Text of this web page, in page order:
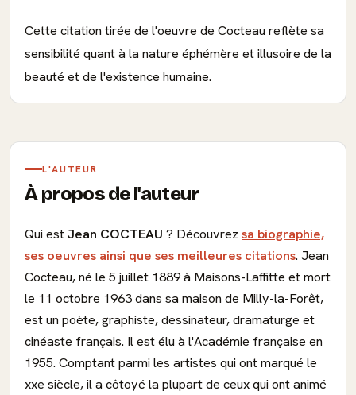
Cette citation tirée de l'oeuvre de Cocteau reflète sa
sensibilité quant à la nature éphémère et illusoire de la
beauté et de l'existence humaine.
L'AUTEUR
À propos de l'auteur
Qui estJean COCTEAU ? Découvrez sa biographie,
ses oeuvres ainsi que ses meilleures citations. Jean
Cocteau, né le 5 juillet 1889 à Maisons-Laffitte et mort
le 11 octobre 1963 dans sa maison de Milly-la-Forêt,
est un poète, graphiste, dessinateur, dramaturge et
cinéaste français. Il est élu à l'Académie française en
1955. Comptant parmi les artistes qui ont marqué le
xxe siècle, il a côtoyé la plupart de ceux qui ont animé